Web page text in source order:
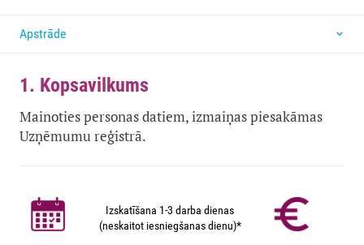
Apstrāde
1. Kopsavilkums
Mainoties personas datiem, izmaiņas piesakāmas
Uzņēmumu reģistrā.
Izskatīšana 1-3 darba dienas
(neskaitot iesniegšanas dienu)*